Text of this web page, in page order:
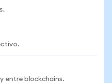
entre blockchains.